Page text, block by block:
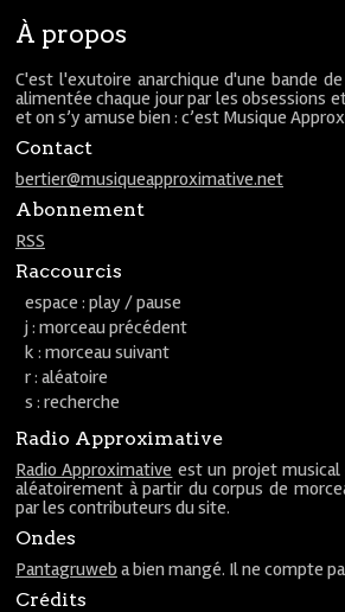
À propos
C'est l'exutoire anarchique d'une bande
alimentée chaque jour par les obsessions
et on s’y amuse bien : c’est Musique
Contact
bertier@musiqueapproximative.net
Abonnement
RSS
Raccourcis
espace : play / pause
j : morceau précédent
k : morceau suivant
r : aléatoire
s : recherche
Radio Approximative
Radio Approximative est un projet
aléatoirement à partir du corpus de
par les contributeurs du site.
Ondes
Pantagruweb a bien mangé. Il ne compte
Crédits